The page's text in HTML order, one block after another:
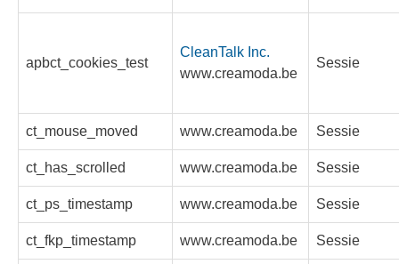
apbct_cookies_test
CleanTalk Inc.
www.creamoda.be
Sessie
ct_mouse_moved www.creamoda.be Sessie
ct_has_scrolled www.creamoda.be Sessie
ct_ps_timestamp www.creamoda.be Sessie
ct_fkp_timestamp www.creamoda.be Sessie